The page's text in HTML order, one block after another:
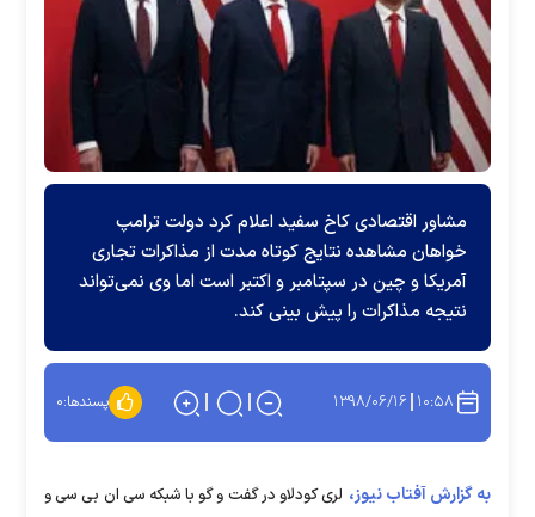
مشاور اقتصادی کاخ سفید اعلام کرد دولت ترامپ
خواهان مشاهده نتایج کوتاه مدت از مذاکرات تجاری
آمریکا و چین در سپتامبر و اکتبر است اما وی نمی‌تواند
نتیجه مذاکرات را پیش بینی کند.
۱۰:۵۸ ۱۳۹۸/۰۶/۱۶ پسندها:۰
به گزارش آفتاب نیوز، لری کودلاو در گفت و گو با شبکه سی ان بی سی و